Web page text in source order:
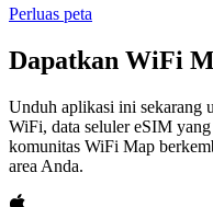
Perluas peta
Dapatkan WiFi
Unduh aplikasi ini sekarang
WiFi, data seluler eSIM
komunitas WiFi Map
area Anda.